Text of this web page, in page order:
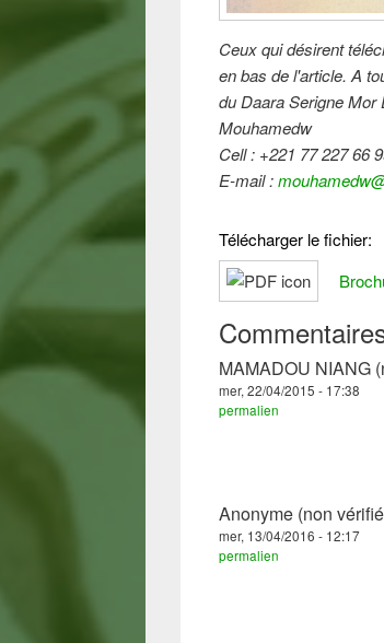
Ceux qui désirent
en bas de l'article. A
du Daara Serigne Mor
Mouhamedw
Cell : +221 77 227 66
E-mail :
Télécharger le fichier:
MAMADOU NIANG
mer, 22/04/2015 - 17:38
permalien
Anonyme (non
mer, 13/04/2016 - 12:17
permalien